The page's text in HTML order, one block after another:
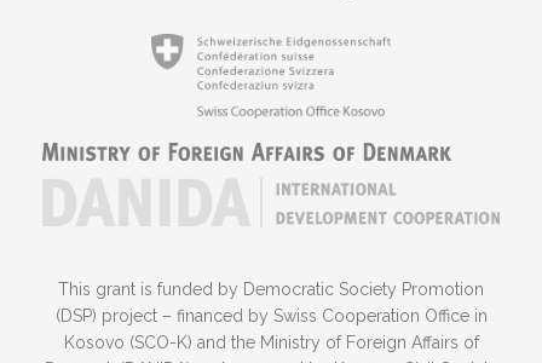
This grant is funded by Democratic Society Promotion
(DSP) project – financed by Swiss Cooperation Office in
Kosovo (SCO-K) and the Ministry of Foreign Affairs of